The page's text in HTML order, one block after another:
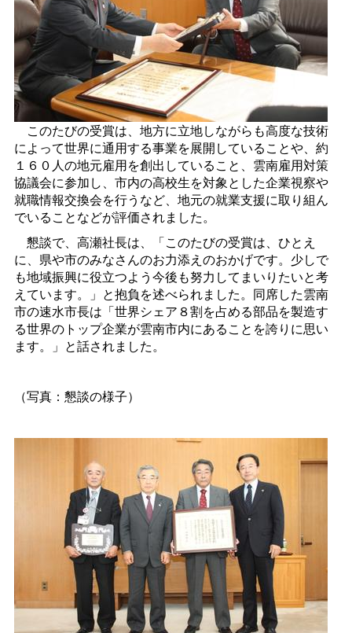
このたびの受賞は、地方に立地しながらも高度な技術
によって世界に通用する事業を展開していることや、約
１６０人の地元雇用を創出していること、雲南雇用対策
協議会に参加し、市内の高校生を対象とした企業視察や
就職情報交換会を行うなど、地元の就業支援に取り組ん
でいることなどが評価されました。
懇談で、高瀬社長は、「このたびの受賞は、ひとえ
に、県や市のみなさんのお力添えのおかげです。少しで
も地域振興に役立つよう今後も努力してまいりたいと考
えています。」と抱負を述べられました。同席した雲南
市の速水市長は「世界シェア８割を占める部品を製造す
る世界のトップ企業が雲南市内にあることを誇りに思い
ます。」と話されました。
（写真：懇談の様子）